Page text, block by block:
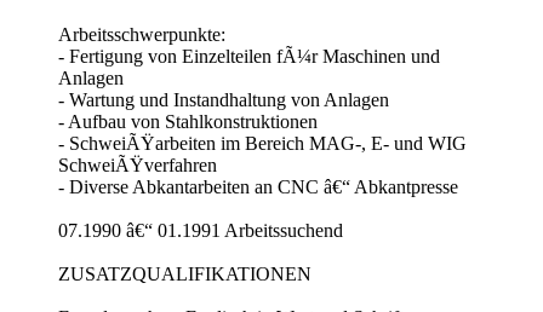
Arbeitsschwerpunkte:
- Fertigung von Einzelteilen fÃ¼r Maschinen und
Anlagen
- Wartung und Instandhaltung von Anlagen
- Aufbau von Stahlkonstruktionen
- SchweiÃŸarbeiten im Bereich MAG-, E- und WIG
SchweiÃŸverfahren
- Diverse Abkantarbeiten an CNC â€“ Abkantpresse
07.1990 â€“ 01.1991 Arbeitssuchend
ZUSATZQUALIFIKATIONEN